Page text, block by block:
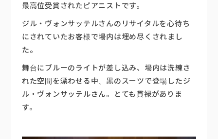
最高位受賞されたピアニストです。
ジル・ヴォンサッテルさんのリサイタルを心待ち
にされていたお客様で場内は埋め尽くされまし
た。
舞台にブルーのライトが差し込み、場内は洗練さ
れた空間を漂わせる中、黒のスーツで登場したジ
ル・ヴォンサッテルさん。とても貫禄がありま
す。